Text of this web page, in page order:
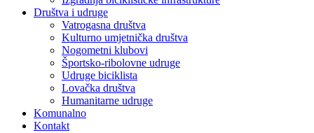
Društva i udruge
Vatrogasna društva
Kulturno umjetnička društva
Nogometni klubovi
Športsko-ribolovne udruge
Udruge biciklista
Lovačka društva
Humanitarne udruge
Komunalno
Kontakt